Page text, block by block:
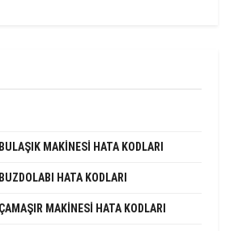
MAKINESI HATA KODLARI
HATA KODLARI
MAKINESI HATA KODLARI